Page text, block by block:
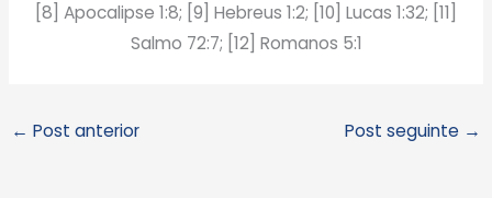
[8] Apocalipse 1:8; [9] Hebreus 1:2; [10] Lucas 1:32; [11]
Salmo 72:7; [12] Romanos 5:1
← Post anterior Post seguinte →